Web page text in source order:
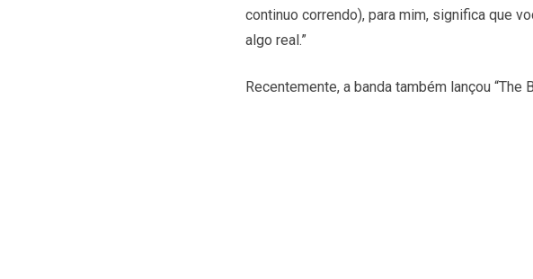
continuo correndo), para mim, significa que
algo real.”
Recentemente, a banda também lançou